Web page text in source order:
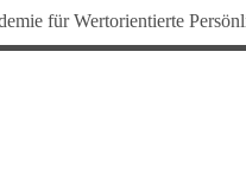
für Wertorientierte